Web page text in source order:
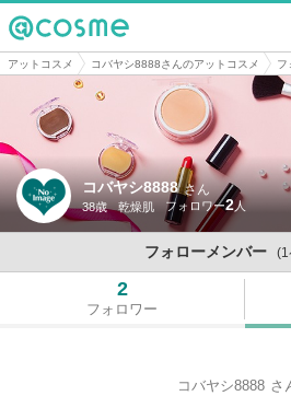
@cosme
アットコスメ コバヤシ8888さんのアットコスメ フ
コバヤシ8888 さん
38歳 乾燥肌 2
フォローメンバー (1
2
フォロワー
コバヤシ8888 さ